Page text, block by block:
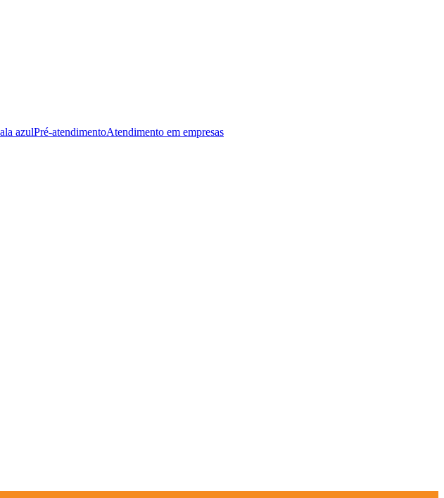
azulPré-atendimentoAtendimento em empresas